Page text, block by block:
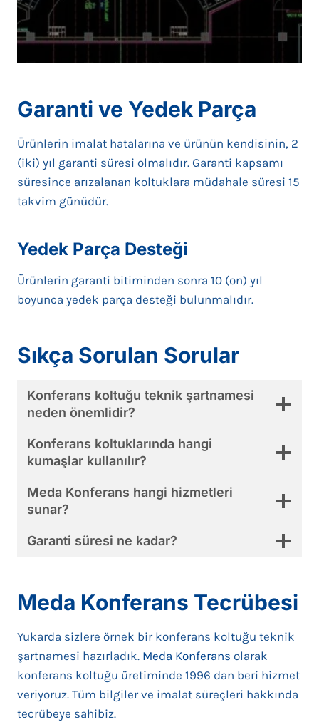
Garanti ve Yedek Parça
Ürünlerin imalat hatalarına ve ürünün kendisinin, 2
(iki) yıl garanti süresi olmalıdır. Garanti kapsamı
süresince arızalanan koltuklara müdahale süresi 15
takvim günüdür.
Yedek Parça Desteği
Ürünlerin garanti bitiminden sonra 10 (on) yıl
boyunca yedek parça desteği bulunmalıdır.
Sıkça Sorulan Sorular
Konferans koltuğu teknik şartnamesi
neden önemlidir?
Konferans koltuklarında hangi
kumaşlar kullanılır?
Meda Konferans hangi hizmetleri
sunar?
Garanti süresi ne kadar?
Meda Konferans Tecrübesi
Yukarda sizlere örnek bir konferans koltuğu teknik
şartnamesi hazırladık. Meda Konferans olarak
konferans koltuğu üretiminde 1996 dan beri hizmet
veriyoruz. Tüm bilgiler ve imalat süreçleri hakkında
tecrübeye sahibiz.